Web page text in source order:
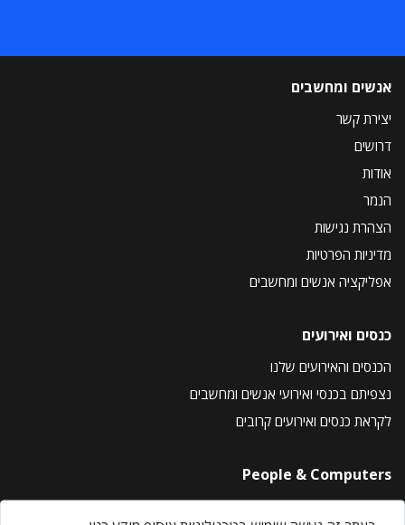
אנשים ומחשבים
יצירת קשר
דרושים
אודות
הנמר
הצהרת נגישות
מדיניות הפרטיות
אפליקציה אנשים ומחשבים
כנסים ואירועים
הכנסים והאירועים שלנו
נצפיתם בכנסי ואירועי אנשים ומחשבים
לקראת כנסים ואירועים קרובים
People & Computers
About Us